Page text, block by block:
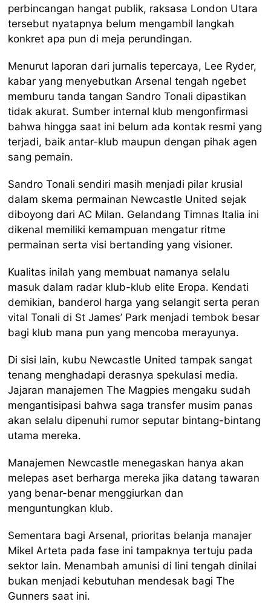
perbincangan hangat publik, raksasa London Utara
tersebut nyatapnya belum mengambil langkah
konkret apa pun di meja perundingan.
Menurut laporan dari jurnalis tepercaya, Lee Ryder,
kabar yang menyebutkan Arsenal tengah ngebet
memburu tanda tangan Sandro Tonali dipastikan
tidak akurat. Sumber internal klub mengonfirmasi
bahwa hingga saat ini belum ada kontak resmi yang
terjadi, baik antar-klub maupun dengan pihak agen
sang pemain.
Sandro Tonali sendiri masih menjadi pilar krusial
dalam skema permainan Newcastle United sejak
diboyong dari AC Milan. Gelandang Timnas Italia ini
dikenal memiliki kemampuan mengatur ritme
permainan serta visi bertanding yang visioner.
Kualitas inilah yang membuat namanya selalu
masuk dalam radar klub-klub elite Eropa. Kendati
demikian, banderol harga yang selangit serta peran
vital Tonali di St James’ Park menjadi tembok besar
bagi klub mana pun yang mencoba merayunya.
Di sisi lain, kubu Newcastle United tampak sangat
tenang menghadapi derasnya spekulasi media.
Jajaran manajemen The Magpies mengaku sudah
mengantisipasi bahwa saga transfer musim panas
akan selalu dipenuhi rumor seputar bintang-bintang
utama mereka.
Manajemen Newcastle menegaskan hanya akan
melepas aset berharga mereka jika datang tawaran
yang benar-benar menggiurkan dan
menguntungkan klub.
Sementara bagi Arsenal, prioritas belanja manajer
Mikel Arteta pada fase ini tampaknya tertuju pada
sektor lain. Menambah amunisi di lini tengah dinilai
bukan menjadi kebutuhan mendesak bagi The
Gunners saat ini.